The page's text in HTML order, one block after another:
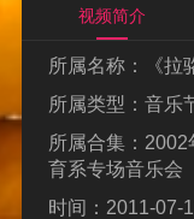
视频简介
所属名称：
《拉
所属类型： 音乐
所属合集： 2002
育系专场音乐会
时间： 2011-07-